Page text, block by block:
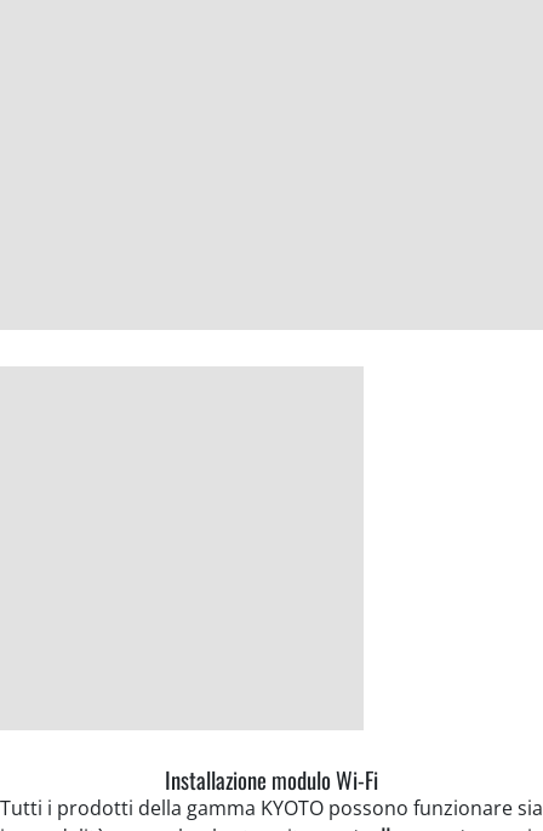
Installazione modulo Wi-Fi
Tutti i prodotti della gamma KYOTO possono funzionare sia